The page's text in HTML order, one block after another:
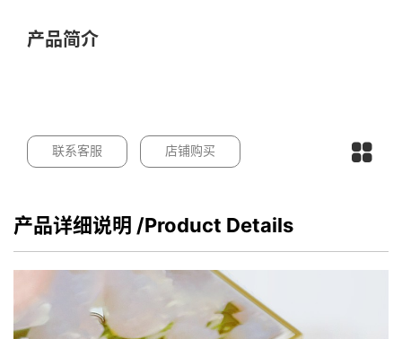
产品简介
联系客服 店铺购买
产品详细说明 /Product Details